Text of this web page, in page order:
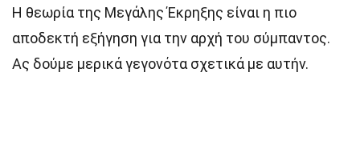
Η θεωρία της Μεγάλης Έκρηξης είναι η πιο
αποδεκτή εξήγηση για την αρχή του σύμπαντος.
Ας δούμε μερικά γεγονότα σχετικά με αυτήν.